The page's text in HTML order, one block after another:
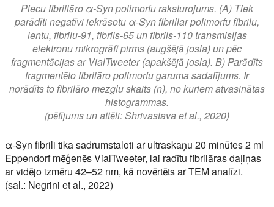
Piecu fibrillāro α-Syn polimorfu raksturojums. (A) Tiek
parādīti negatīvi iekrāsotu α-Syn fibrillar polimorfu fibrilu,
lentu, fibrilu-91, fibrils-65 un fibrils-110 transmisijas
elektronu mikrogrāfi pirms (augšējā josla) un pēc
fragmentācijas ar VialTweeter (apakšējā josla). B) Parādīts
fragmentēto fibrilāro polimorfu garuma sadalījums. Ir
norādīts to fibrilāro mezglu skaits (n), no kuriem atvasinātas
histogrammas.
(pētījums un attēli: Shrivastava et al., 2020)
α-Syn fibrili tika sadrumstaloti ar ultraskaņu 20 minūtes 2 ml
Eppendorf mēģenēs VialTweeter, lai radītu fibrilāras daļiņas
ar vidējo izmēru 42–52 nm, kā novērtēts ar TEM analīzi.
(sal.: Negrini et al., 2022)